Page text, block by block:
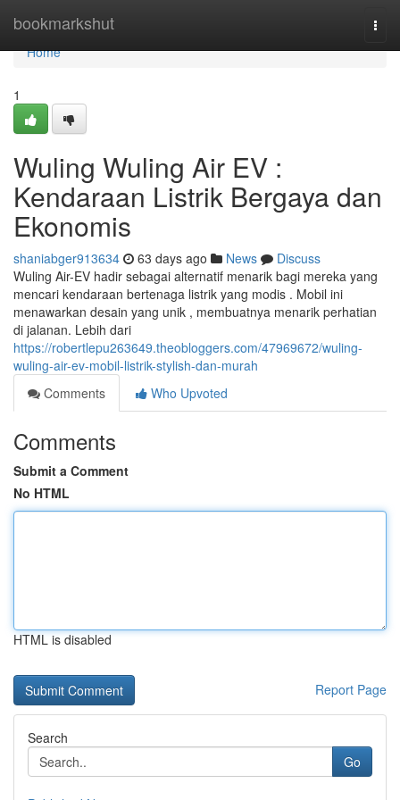
bookmarkshut
Home
Home
1
Wuling Wuling Air EV :
Kendaraan Listrik Bergaya dan
Ekonomis
shaniabger913634 63 days ago News
Discuss
Wuling Air-EV hadir sebagai alternatif menarik bagi mereka yang
mencari kendaraan bertenaga listrik yang modis . Mobil ini
menawarkan desain yang unik , membuatnya menarik perhatian
di jalanan. Lebih dari
https://robertlepu263649.theobloggers.com/47969672/wuling-
wuling-air-ev-mobil-listrik-stylish-dan-murah
Comments
Who Upvoted
Comments
Submit a Comment
No HTML
HTML is disabled
Report Page
Search
Go